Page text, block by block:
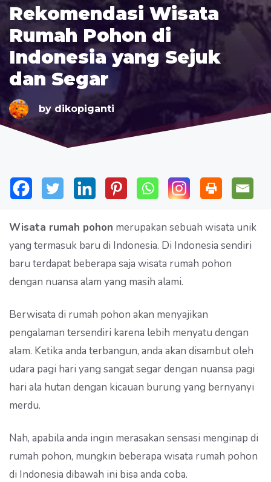
Rekomendasi Wisata
Rumah Pohon di
Indonesia yang Sejuk
dan Segar
bydikopiganti
Wisata rumah pohon merupakan sebuah wisata unik
yang termasuk baru di Indonesia. Di Indonesia sendiri
baru terdapat beberapa saja wisata rumah pohon
dengan nuansa alam yang masih alami.
Berwisata di rumah pohon akan menyajikan
pengalaman tersendiri karena lebih menyatu dengan
alam. Ketika anda terbangun, anda akan disambut oleh
udara pagi hari yang sangat segar dengan nuansa pagi
hari ala hutan dengan kicauan burung yang bernyanyi
merdu.
Nah, apabila anda ingin merasakan sensasi menginap di
rumah pohon, mungkin beberapa wisata rumah pohon
di Indonesia dibawah ini bisa anda coba.